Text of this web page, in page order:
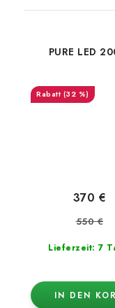
PURE LED
(32 %)
Lieferzeit: 7
370 €
550 €
IN DEN